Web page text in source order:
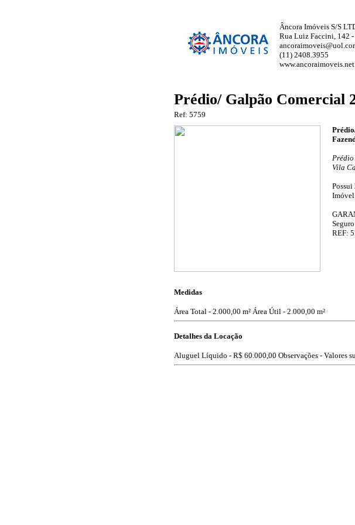
Âncora Imóveis S/S
Rua Luiz Faccini, 142
(11) 2408.3955
www.ancoraimoveis.net
Prédio/ Galpão Comercial
Ref: 5759
Prédio
Vila
Possui
REF:
Medidas
Área Total - 2.000,00 m² Área Útil - 2.000,00 m²
Detalhes da Locação
Aluguel Líquido - R$ 60.000,00 Observações - Valores